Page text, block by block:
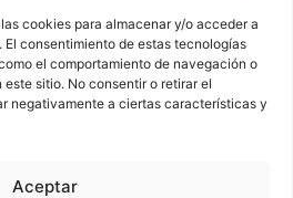
cookies para almacenar y/o acceder a
consentimiento de estas tecnologías
el comportamiento de navegación o
sitio. No consentir o retirar el
negativamente a ciertas características y
Aceptar